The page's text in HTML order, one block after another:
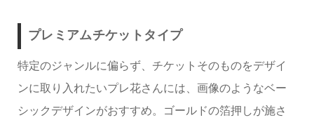
プレミアムチケットタイプ
特定のジャンルに偏らず、チケットそのものをデザイ
ンに取り入れたいプレ花さんには、画像のようなベー
シックデザインがおすすめ。ゴールドの箔押しが施さ